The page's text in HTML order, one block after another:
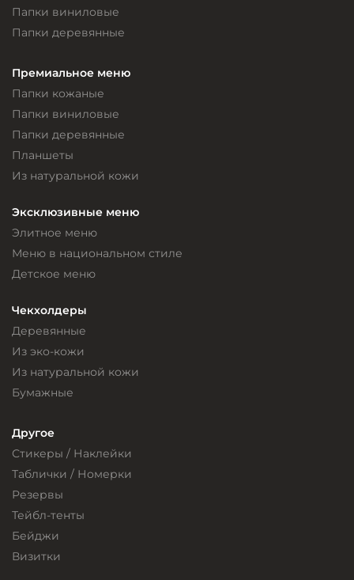
Папки виниловые
Папки деревянные
Премиальное меню
Папки кожаные
Папки виниловые
Папки деревянные
Планшеты
Из натуральной кожи
Эксклюзивные меню
Элитное меню
Меню в национальном стиле
Детское меню
Чекхолдеры
Деревянные
Из эко-кожи
Из натуральной кожи
Бумажные
Другое
Стикеры / Наклейки
Таблички / Номерки
Резервы
Тейбл-тенты
Бейджи
Визитки